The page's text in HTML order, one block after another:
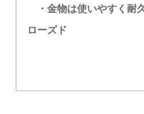
・金物は使いやすく耐
ローズド